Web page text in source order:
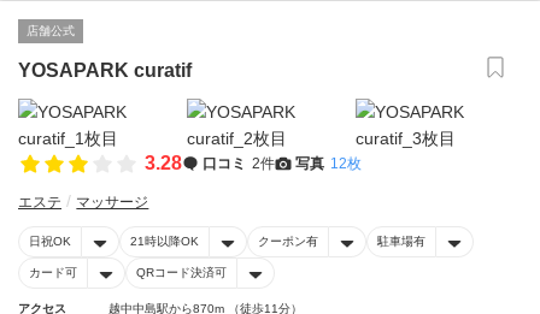
店舗公式
YOSAPARK curatif
3.28 口コミ 2件 写真 12枚
エステ マッサージ
日祝OK 21時以降OK クーポン有 駐車場有
カード可 QRコード決済可
アクセス
越中中島駅から870m （徒歩11分）